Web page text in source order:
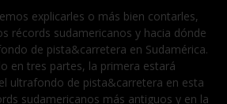
explicarles o más bien contarles,
récords sudamericanos y hacia dónde
de pista&carretera en Sudamérica.
en tres partes, la primera estará
ultrafondo de pista&carretera en esta
sudamericanos más antiguos y en la